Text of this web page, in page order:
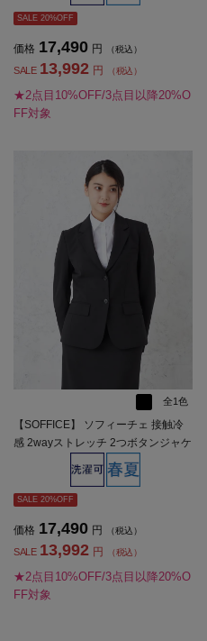
SALE 20%OFF
価格 17,490 円 （税込）
SALE 13,992 円 （税込）
★2点目10%OFF/3点目以降20%O
FF対象
全1色
【SOFFICE】 ソフィーチェ 接触冷
感 2wayストレッチ 2つボタンジャケ
ット ビジネス２釦 無地 ウォッシャ
ブル ストレッチ 冷感 春夏【レディ
ース】
SALE 20%OFF
価格 17,490 円 （税込）
SALE 13,992 円 （税込）
★2点目10%OFF/3点目以降20%O
FF対象